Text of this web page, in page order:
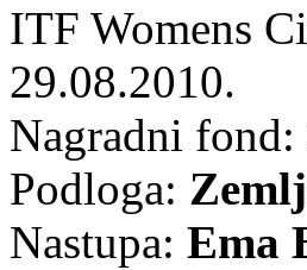
ITF Womens
29.08.2010.
Nagradni fond:
Podloga:
Nastupa: Ema